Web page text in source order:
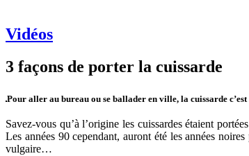
Vidéos
3 façons de porter la cuissarde
Pour aller au bureau ou se ballader en ville, la cuissarde
Savez-vous qu’à l’origine les cuissardes étaient
Les années 90 cependant, auront été les années
vulgaire…